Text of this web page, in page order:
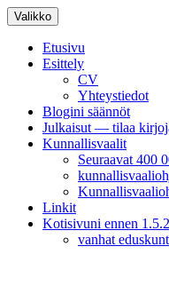
Siirry
sisältöön
Valikko
Etusivu
Esittely
CV
Yhteystiedot
Blogini säännöt
Julkaisut — tilaa
Kunnallisvaalit
Seuraavat 400
Linkit
Kotisivuni ennen
vanhat